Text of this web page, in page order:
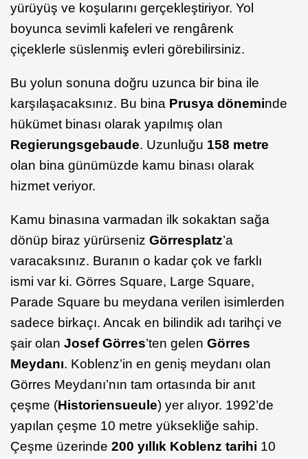
yürüyüş ve koşularını gerçekleştiriyor. Yol
boyunca sevimli kafeleri ve rengârenk
çiçeklerle süslenmiş evleri görebilirsiniz.
Bu yolun sonuna doğru uzunca bir bina ile
karşılaşacaksınız. Bu bina Prusya döneminde
hükümet binası olarak yapılmış olan
Regierungsgebaude. Uzunluğu 158 metre
olan bina günümüzde kamu binası olarak
hizmet veriyor.
Kamu binasına varmadan ilk sokaktan sağa
dönüp biraz yürürseniz Görresplatz’a
varacaksınız. Buranın o kadar çok ve farklı
ismi var ki. Görres Square, Large Square,
Parade Square bu meydana verilen isimlerden
sadece birkaçı. Ancak en bilindik adı tarihçi ve
şair olan Josef Görres’ten gelen Görres
Meydanı. Koblenz’in en geniş meydanı olan
Görres Meydanı’nın tam ortasında bir anıt
çeşme (Historiensueule) yer alıyor. 1992’de
yapılan çeşme 10 metre yüksekliğe sahip.
Çeşme üzerinde 200 yıllık Koblenz tarihi 10